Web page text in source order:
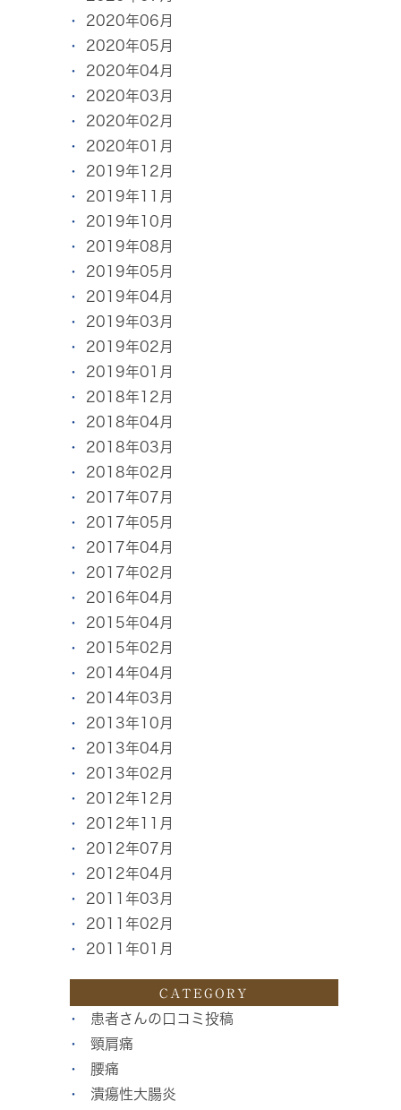
2020年06月
2020年05月
2020年04月
2020年03月
2020年02月
2020年01月
2019年12月
2019年11月
2019年10月
2019年08月
2019年05月
2019年04月
2019年03月
2019年02月
2019年01月
2018年12月
2018年04月
2018年03月
2018年02月
2017年07月
2017年05月
2017年04月
2017年02月
2016年04月
2015年04月
2015年02月
2014年04月
2014年03月
2013年10月
2013年04月
2013年02月
2012年12月
2012年11月
2012年07月
2012年04月
2011年03月
2011年02月
2011年01月
CATEGORY
患者さんの口コミ投稿
頸肩痛
腰痛
潰瘍性大腸炎